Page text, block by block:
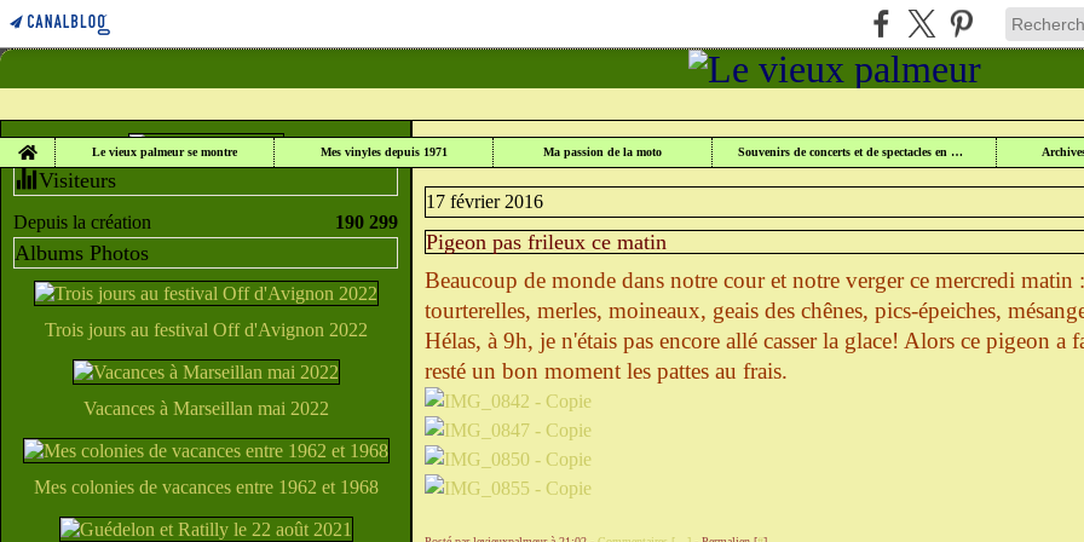
Home
Le vieux palmeur se montre Mes vinyles depuis 1971 Ma passion de la moto Souvenirs de concerts et de spectacles en Lorraine
Visiteurs
Depuis la création 190 299
Albums Photos
Trois jours au festival Off d'Avignon 2022
Vacances à Marseillan mai 2022
Mes colonies de vacances entre 1962 et 1968
LE VIEUX PALMEUR > DERRIÈRE CHEZ MOI... OU DEVANT! > PIGEON PAS FRILEUX CE MATIN
17 février 2016
Pigeon pas frileux ce matin
Beaucoup de monde dans notre cour et notre verger ce mercredi matin
tourterelles, merles, moineaux, geais des chênes, pics-épeiches,
Hélas, à 9h, je n'étais pas encore allé casser la glace! Alors ce pigeon a
resté un bon moment les pattes au frais.